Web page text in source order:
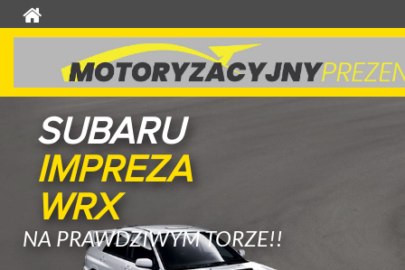
SUBARU
IMPREZA
WRX
NA PRAWDZIWYM TORZE!!